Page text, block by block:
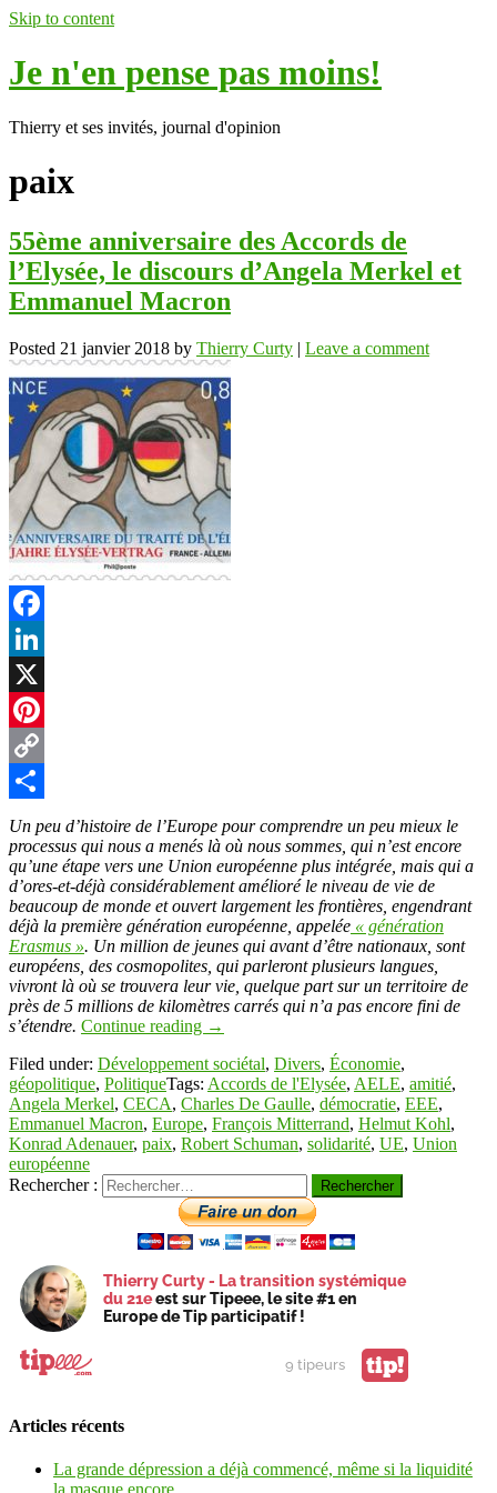
Skip to content
Je n'en pense pas moins!
Thierry et ses invités, journal d'opinion
paix
55ème anniversaire des Accords de
l’Elysée, le discours d’Angela Merkel et
Emmanuel Macron
Posted 21 janvier 2018 by Thierry Curty | Leave a comment
Facebook
LinkedIn
X
Pinterest
Copy
Link
Partager
Un peu d’histoire de l’Europe pour comprendre un peu mieux le
processus qui nous a menés là où nous sommes, qui n’est encore
qu’une étape vers une Union européenne plus intégrée, mais qui a
d’ores-et-déjà considérablement amélioré le niveau de vie de
beaucoup de monde et ouvert largement les frontières, engendrant
déjà la première génération européenne, appelée « génération
Erasmus ». Un million de jeunes qui avant d’être nationaux, sont
européens, des cosmopolites, qui parleront plusieurs langues,
vivront là où se trouvera leur vie, quelque part sur un territoire de
près de 5 millions de kilomètres carrés qui n’a pas encore fini de
s’étendre. Continue reading →
Filed under: Développement sociétal, Divers, Économie,
géopolitique, PolitiqueTags: Accords de l'Elysée, AELE, amitié,
Angela Merkel, CECA, Charles De Gaulle, démocratie, EEE,
Emmanuel Macron, Europe, François Mitterrand, Helmut Kohl,
Konrad Adenauer, paix, Robert Schuman, solidarité, UE, Union
européenne
Rechercher :
Thierry Curty - La transition systémique
du 21eest sur Tipeee, le site #1 en
Europe de Tip participatif !
9 tipeurs tip!
Articles récents
La grande dépression a déjà commencé, même si la liquidité